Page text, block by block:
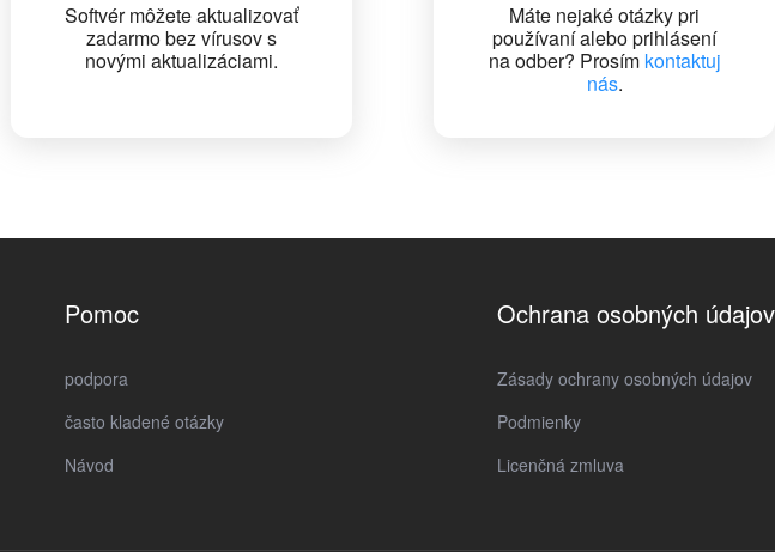
Softvér môžete aktualizovať
zadarmo bez vírusov s
novými aktualizáciami.
Máte nejaké otázky pri
používaní alebo prihlásení
na odber? Prosím kontaktuj
nás.
Pomoc
podpora
často kladené otázky
Návod
Ochrana osobných údajov
Zásady ochrany osobných údajov
Podmienky
Licenčná zmluva